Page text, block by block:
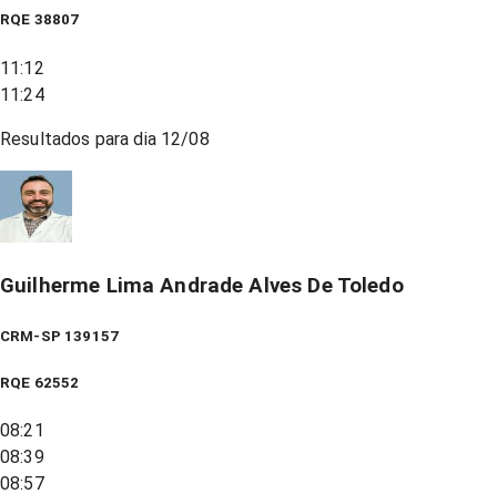
RQE 38807
11:12
11:24
Resultados para dia 12/08
Guilherme Lima Andrade Alves De Toledo
CRM-SP 139157
RQE 62552
08:21
08:39
08:57